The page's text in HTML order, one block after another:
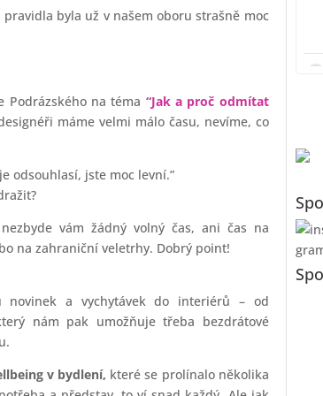
byla už v našem oboru strašně moc
Podrázského na téma “Jak a proč odmítat
máme velmi málo času, nevíme, co
odsouhlasí, jste moc levní.”
vám žádný volný čas, ani čas na
na zahraniční veletrhy. Dobrý point!
a vychytávek do interiérů – od
nám pak umožňuje třeba bezdrátové
v bydlení, které se prolínalo několika